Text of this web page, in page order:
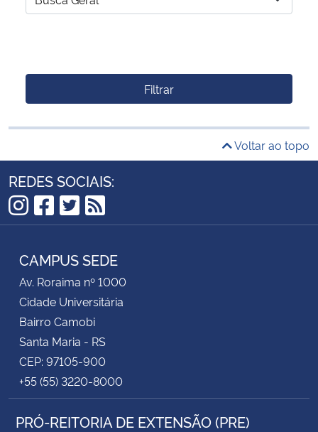
Filtrar
Voltar ao topo
REDES SOCIAIS:
Instagram
Facebook
Twitter
RSS
CAMPUS SEDE
Av. Roraima nº 1000
Cidade Universitária
Bairro Camobi
Santa Maria - RS
CEP: 97105-900
+55 (55) 3220-8000
PRÓ-REITORIA DE EXTENSÃO (PRE)